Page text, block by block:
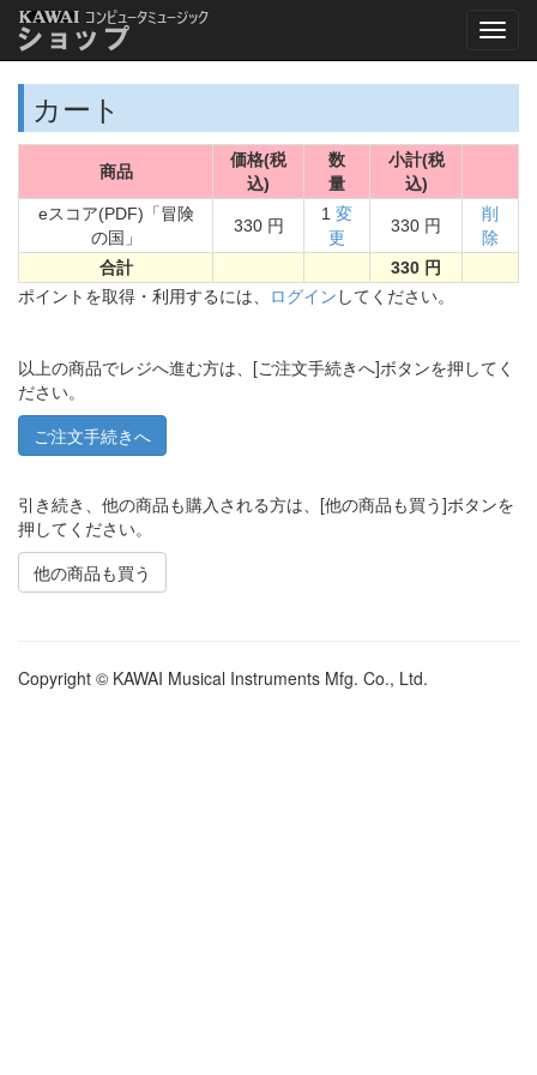
カート
商品
価格(税
込)
数
量
小計(税
込)
eスコア(PDF)「冒険
の国」
330 円
1 変
更
330 円
削
除
合計
330 円
ポイントを取得・利用するには、 ログイン してください。
以上の商品でレジへ進む方は、[ご注文手続きへ]ボタンを押してく
ださい。
引き続き、他の商品も購入される方は、[他の商品も買う]ボタンを
押してください。
他の商品も買う
Copyright © KAWAI Musical Instruments Mfg. Co., Ltd.